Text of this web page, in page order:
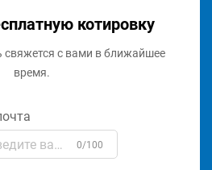
котировку
свяжется с вами в ближайшее
время.
0/100